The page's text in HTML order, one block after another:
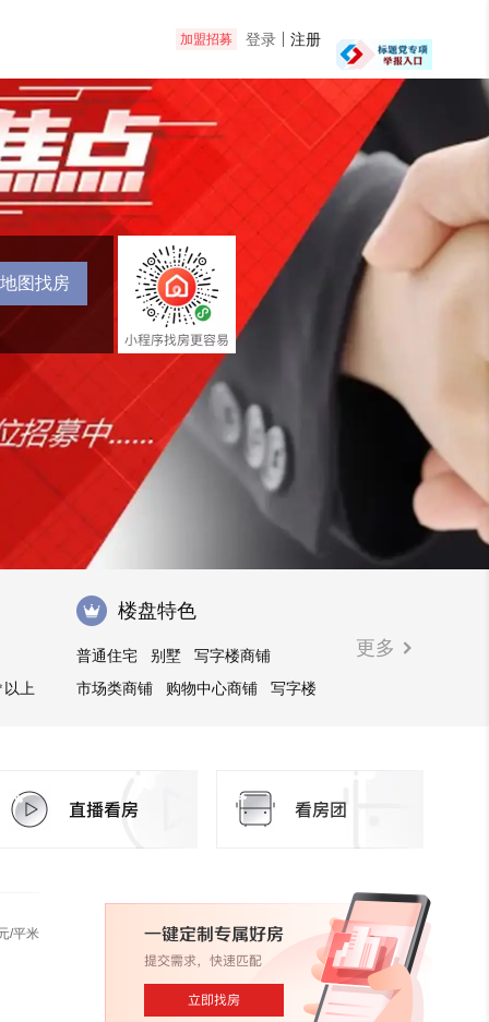
加盟招募 登录 注册
地图找房
以上
楼盘特色
普通住宅 别墅
写字楼商铺
市场类商铺
购物中心商铺 写字楼
更多
/平米